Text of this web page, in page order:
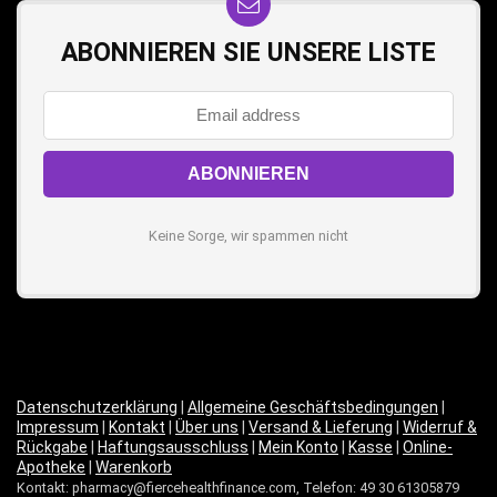
ABONNIEREN SIE UNSERE LISTE
Keine Sorge, wir spammen nicht
Datenschutzerklärung Allgemeine Geschäftsbedingungen
Impressum
Kontakt Über uns Versand & Lieferung
Widerruf &
Rückgabe
Haftungsausschluss Mein Konto Kasse
Online-
Apotheke
Warenkorb
Kontakt: pharmacy@fiercehealthfinance.com, Telefon: 49 30 61305879